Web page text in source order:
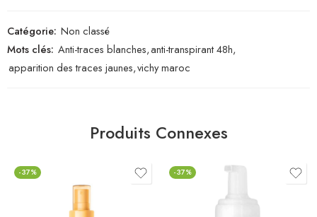
Catégorie: Non classé
Mots clés: Anti-traces blanches,anti-transpirant 48h,
apparition des traces jaunes,vichy maroc
Produits Connexes
-37% -37%